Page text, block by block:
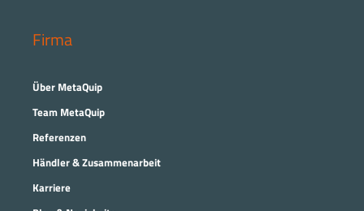
Firma
Über MetaQuip
Team MetaQuip
Referenzen
Händler & Zusammenarbeit
Karriere